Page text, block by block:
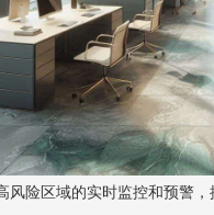
风险区域的实时监控和预警，